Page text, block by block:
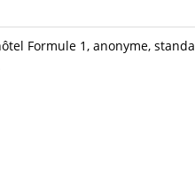
Formule 1, anonyme,